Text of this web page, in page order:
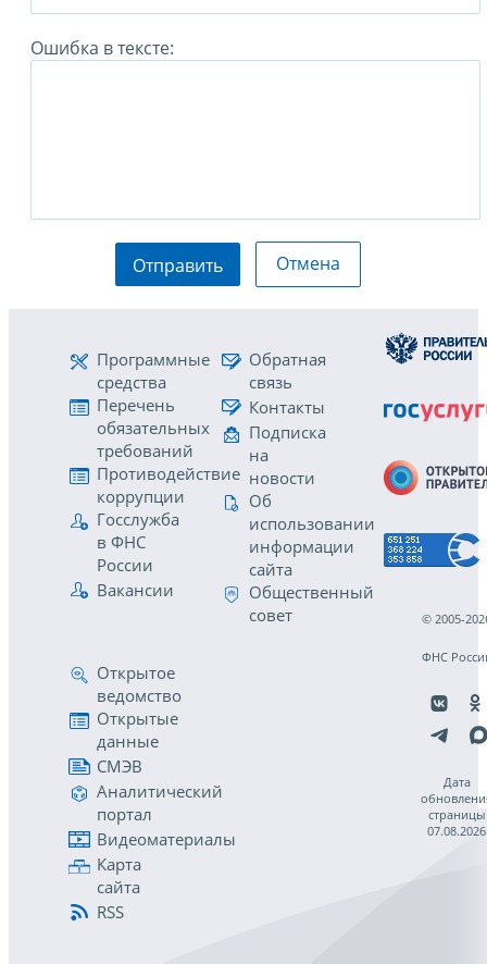
Ошибка в тексте:
Отправить Отмена
Программные
средства
Перечень
обязательных
требований
Противодействие
коррупции
Госслужба
в ФНС
России
Вакансии
Обратная
связь
Контакты
Подписка
на
новости
Об
использовании
информации
сайта
Общественный
совет
Открытое
ведомство
Открытые
данные
СМЭВ
Аналитический
портал
Видеоматериалы
Карта
сайта
RSS
© 2005-
ФНС
Дата
страницы
07.08.2026